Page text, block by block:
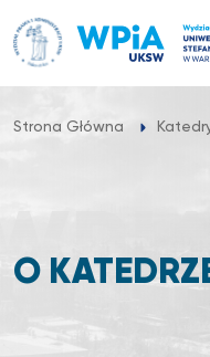
do
treści
Strona Główna
O